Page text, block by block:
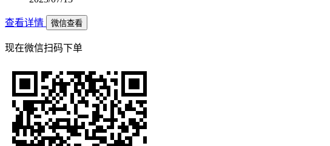
查看详情 微信查看
现在微信扫码下单